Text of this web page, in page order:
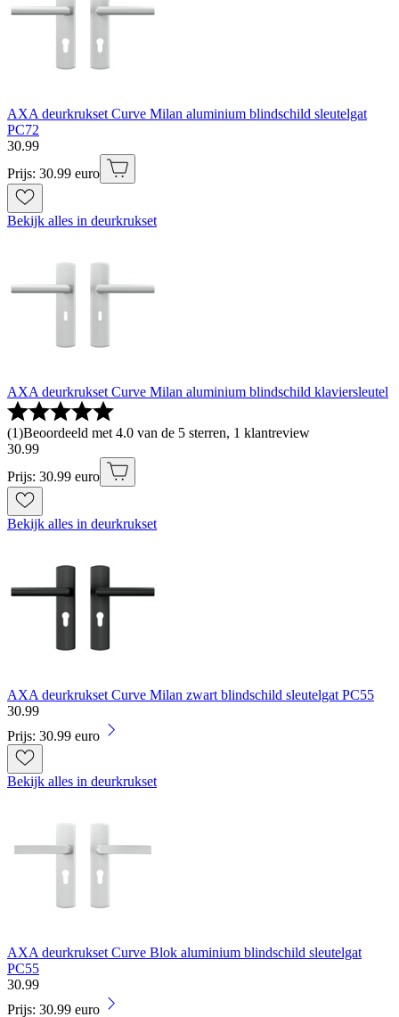
AXA deurkrukset Curve Milan aluminium blindschild sleutelgat
PC72
30.99
Prijs: 30.99 euro
Bekijk alles in deurkrukset
AXA deurkrukset Curve Milan aluminium blindschild klaviersleutel
(1)Beoordeeld met 4.0 van de 5 sterren, 1 klantreview
30.99
Prijs: 30.99 euro
Bekijk alles in deurkrukset
AXA deurkrukset Curve Milan zwart blindschild sleutelgat PC55
30.99
Prijs: 30.99 euro
Bekijk alles in deurkrukset
AXA deurkrukset Curve Blok aluminium blindschild sleutelgat
PC55
30.99
Prijs: 30.99 euro